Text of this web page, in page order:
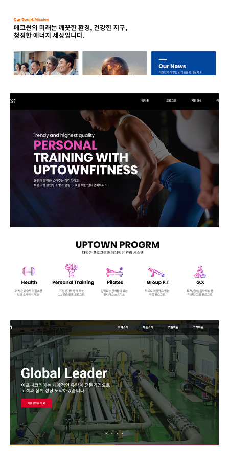
업타운휘트니스
FC KOREA